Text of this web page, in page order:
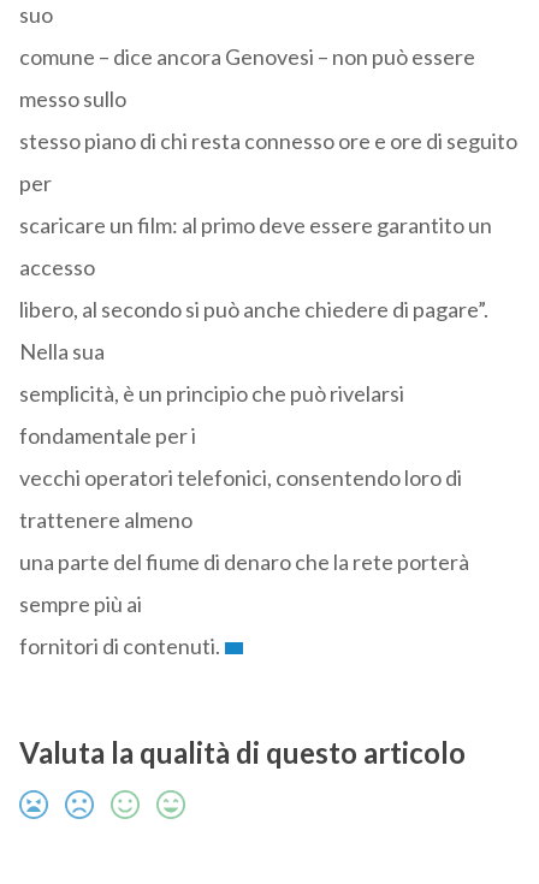
suo
comune – dice ancora Genovesi – non può essere
messo sullo
stesso piano di chi resta connesso ore e ore di seguito
per
scaricare un film: al primo deve essere garantito un
accesso
libero, al secondo si può anche chiedere di pagare”.
Nella sua
semplicità, è un principio che può rivelarsi
fondamentale per i
vecchi operatori telefonici, consentendo loro di
trattenere almeno
una parte del fiume di denaro che la rete porterà
sempre più ai
fornitori di contenuti.
Valuta la qualità di questo articolo